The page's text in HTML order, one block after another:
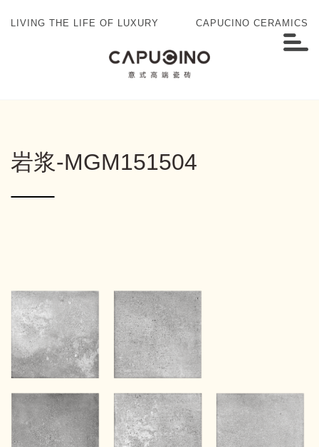
LIVING THE LIFE OF LUXURY CAPUCINO CERAMICS
岩浆-MGM151504